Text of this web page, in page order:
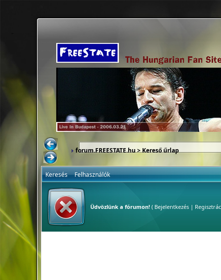
forum.FREESTATE.hu> Kereső űrlap
Keresés Felhasználók
Üdvözlünk a fórumon!( Bejelentkezés|